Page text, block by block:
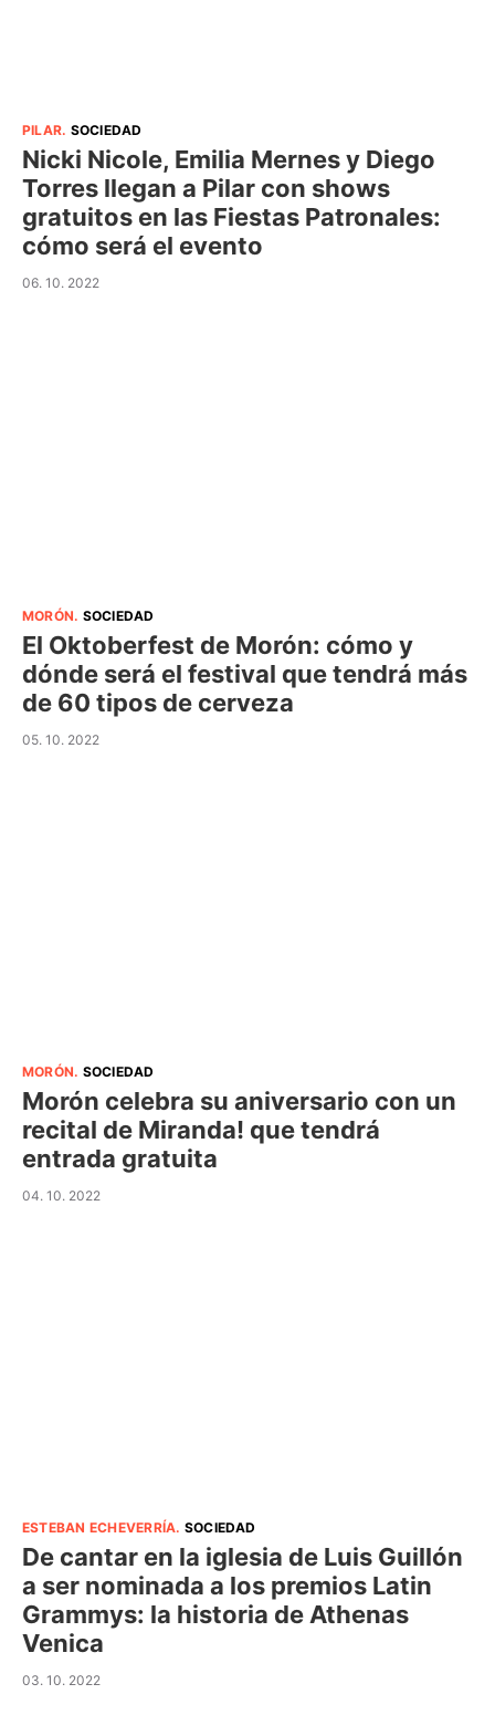
PILAR. SOCIEDAD
Nicki Nicole, Emilia Mernes y Diego
Torres llegan a Pilar con shows
gratuitos en las Fiestas Patronales:
cómo será el evento
06. 10. 2022
MORÓN. SOCIEDAD
El Oktoberfest de Morón: cómo y
dónde será el festival que tendrá más
de 60 tipos de cerveza
05. 10. 2022
MORÓN. SOCIEDAD
Morón celebra su aniversario con un
recital de Miranda! que tendrá
entrada gratuita
04. 10. 2022
ESTEBAN ECHEVERRÍA. SOCIEDAD
De cantar en la iglesia de Luis Guillón
a ser nominada a los premios Latin
Grammys: la historia de Athenas
Venica
03. 10. 2022